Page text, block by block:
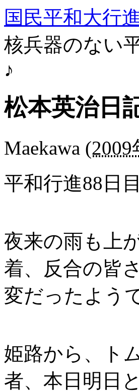
国民平和大行
核兵器のない
♪
松本英治日
Maekawa (2009
平和行進88日
夜来の雨も上
着、反合の皆
変だったよう
姫路から、ト
者、本日明日